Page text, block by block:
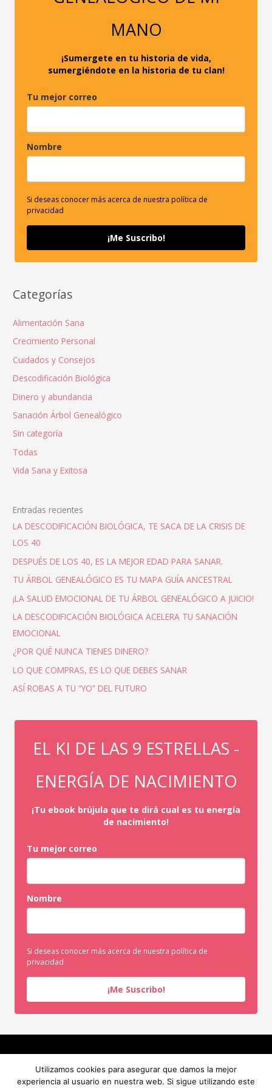
MANO
¡Sumergete en tu historia de vida,
sumergiéndote en la historia de tu clan!
Tu mejor correo
Nombre
Si deseas conocer más acerca de nuestra política de
privacidad
¡Me Suscribo!
Categorías
Alimentación Sana
Crecimiento Personal
Cuidados y Consejos
Descodificación Biológica
Dinero y abundancia
Sanación Árbol Genealógico
Sin categoría
Todas
Vida Sana y Exitosa
Entradas recientes
LA DESCODIFICACIÓN BIOLÓGICA, TE SACA DE LA CRISIS DE
LOS 40
DESPUÉS DE LOS 40, ES LA MEJOR EDAD PARA SANAR.
TU ÁRBOL GENEALÓGICO ES TU MAPA GUÍA ANCESTRAL
¡LA SALUD EMOCIONAL DE TU ÁRBOL GENEALÓGICO A JUICIO!
LA DESCODIFICACIÓN BIOLÓGICA ACELERA TU SANACIÓN
EMOCIONAL
¿POR QUÉ NUNCA TIENES DINERO?
LO QUE COMPRAS, ES LO QUE DEBES SANAR
ASÍ ROBAS A TU “YO” DEL FUTURO
EL KI DE LAS 9 ESTRELLAS -
ENERGÍA DE NACIMIENTO
¡Tu ebook brújula que te dirá cual es tu energía
de nacimiento!
Tu mejor correo
Nombre
Si deseas conocer más acerca de nuestra política de
privacidad
¡Me Suscribo!
BLOG
CONTACTO
Utilizamos cookies para asegurar que damos la mejor
experiencia al usuario en nuestra web. Si sigue utilizando este